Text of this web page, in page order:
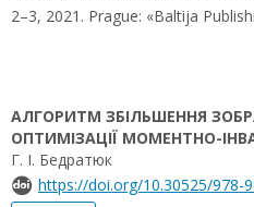
2–3, 2021. Prague: «Baltija
АЛГОРИТМ ЗБІЛЬШЕННЯ
ОПТИМІЗАЦІЇ МОМЕНТНО-
Г. І. Бедратюк
https://doi.org/10.30525/978-